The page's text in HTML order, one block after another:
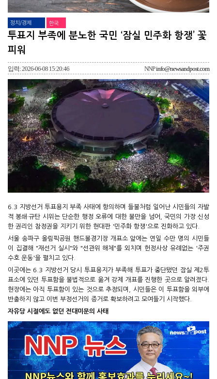
정치/경제 한국
투표지 부족에 분노한 국민 ‘잠실 민주화 항쟁’ 꽃
피워
입력: 2026-06-08 15:20:46 NNPinfo@newsandpost.com
6.3 지방선거 투표용지 부족 사태에 항의하며 들불처럼 일어난 시민들의 자발
적 봉쇄·규탄 시위는 단순한 행정 오류에 대한 불만을 넘어, 국민의 가장 신성
한 권리인 참정권을 지키기 위한 현대판 '민주화 항쟁'으로 진화하고 있다.
서울 송파구 올림픽공원 핸드볼경기장 개표소 앞에는 연일 수만 명의 시민들
이 집결해 "재선거 실시"와 "선관위 해체"를 외치며 헌정사상 유례없는 '주권
수호 운동'을 펼치고 있다.
이곳에는 6.3 지방선거 당시 투표용지가 부족해 투표가 중단됐던 잠실 제2투
표소에 있던 투표함을 불법적으로 옮겨 강제 개표를 진행한 곳으로 알려졌다.
현장에는 아직 투표함이 있는 것으로 추정되며, 시민들은 이 투표함을 외부에
반출하지 않고 이번 부정선거의 증거로 확보하려고 모여들기 시작했다.
자유당 시절에도 없던 전대미문의 사태